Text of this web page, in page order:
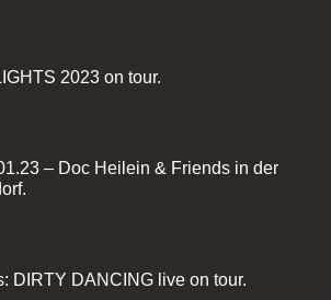
2023 on tour.
– Doc Heilein & Friends in der
DIRTY DANCING live on tour.